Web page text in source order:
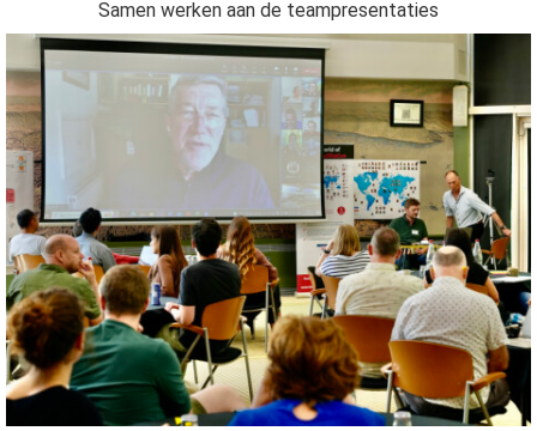
Samen werken aan de teampresentaties